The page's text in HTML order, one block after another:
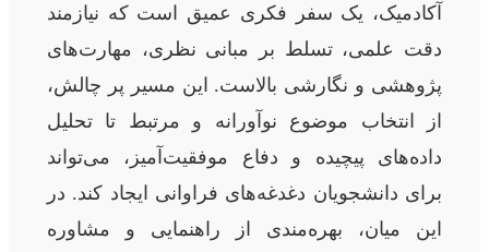
آکادمیک، یک سفر فکری عمیق است که نیازمند
دقت علمی، تسلط بر مبانی نظری، مهارت‌های
پژوهشی و نگارشی بالاست. این مسیر پر چالش،
از انتخاب موضوع نوآورانه و مرتبط تا تحلیل
داده‌های پیچیده و دفاع موفقیت‌آمیز، می‌تواند
برای دانشجویان دغدغه‌های فراوانی ایجاد کند. در
این میان، بهره‌مندی از راهنمایی و مشاوره